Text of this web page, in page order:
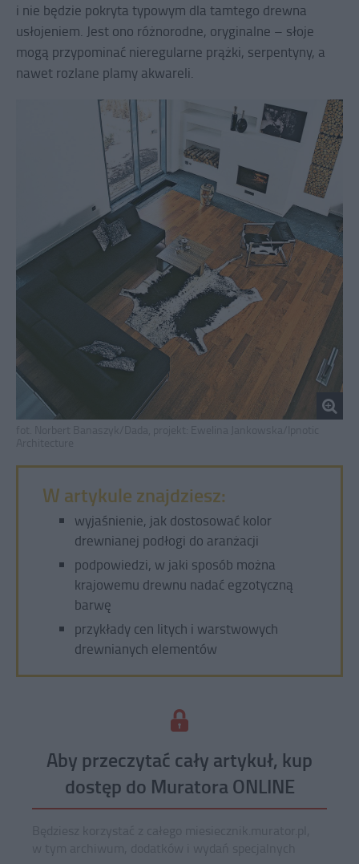
i nie będzie pokryta typowym dla tamtego drewna
usłojeniem. Jest ono różnorodne, oryginalne – słoje
mogą przypominać nieregularne prążki, serpentyny, a
nawet rozlane plamy akwareli.
W artykule znajdziesz:
wyjaśnienie, jak dostosować kolor
drewnianej podłogi do aranżacji
podpowiedzi, w jaki sposób można
krajowemu drewnu nadać egzotyczną
barwę
przykłady cen litych i warstwowych
drewnianych elementów
Aby przeczytać cały artykuł, kup
dostęp do Muratora ONLINE